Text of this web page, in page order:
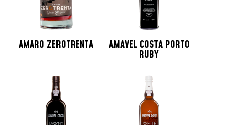
AMARO ZEROTRENTA AMAVEL COSTA PORTO
RUBY